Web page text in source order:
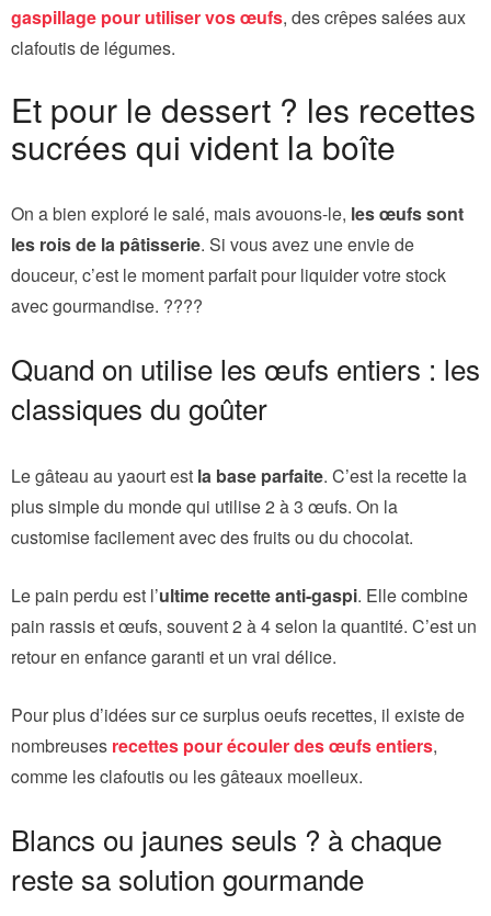
gaspillage pour utiliser vos œufs, des crêpes salées aux
clafoutis de légumes.
Et pour le dessert ? les recettes
sucrées qui vident la boîte
On a bien exploré le salé, mais avouons-le, les œufs sont
les rois de la pâtisserie. Si vous avez une envie de
douceur, c’est le moment parfait pour liquider votre stock
avec gourmandise. ????
Quand on utilise les œufs entiers : les
classiques du goûter
Le gâteau au yaourt est la base parfaite. C’est la recette la
plus simple du monde qui utilise 2 à 3 œufs. On la
customise facilement avec des fruits ou du chocolat.
Le pain perdu est l’ultime recette anti-gaspi. Elle combine
pain rassis et œufs, souvent 2 à 4 selon la quantité. C’est un
retour en enfance garanti et un vrai délice.
Pour plus d’idées sur ce surplus oeufs recettes, il existe de
nombreuses recettes pour écouler des œufs entiers,
comme les clafoutis ou les gâteaux moelleux.
Blancs ou jaunes seuls ? à chaque
reste sa solution gourmande